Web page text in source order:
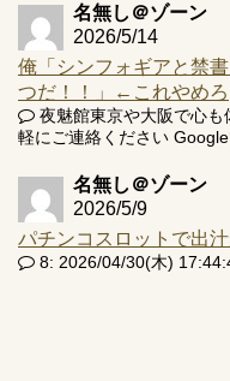
名無し＠ゾーン
2026/5/14
俺「シンフォギアと禁
つだ！！」←これやめろ
夜魅館東京や大阪で心
軽にご連絡ください Google
名無し＠ゾーン
2026/5/9
パチンコスロットで出
8: 2026/04/30(木)